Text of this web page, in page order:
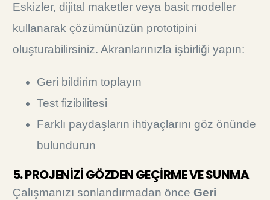
Eskizler, dijital maketler veya basit modeller
kullanarak çözümünüzün prototipini
oluşturabilirsiniz. Akranlarınızla işbirliği yapın:
Geri bildirim toplayın
Test fizibilitesi
Farklı paydaşların ihtiyaçlarını göz önünde
bulundurun
5. PROJENİZİ GÖZDEN GEÇİRME VE SUNMA
Çalışmanızı sonlandırmadan önce Geri